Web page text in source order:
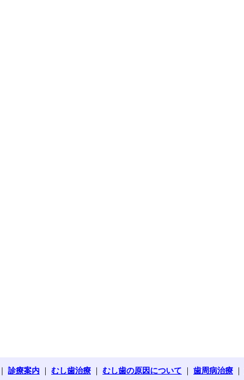
｜ 診療案内 ｜ むし歯治療 ｜ むし歯の原因について ｜ 歯周病治療 ｜